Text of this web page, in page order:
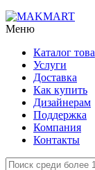
Меню
Каталог
Услуги
Доставка
Как купить
Дизайнерам
Поддержка
Компания
Контакты